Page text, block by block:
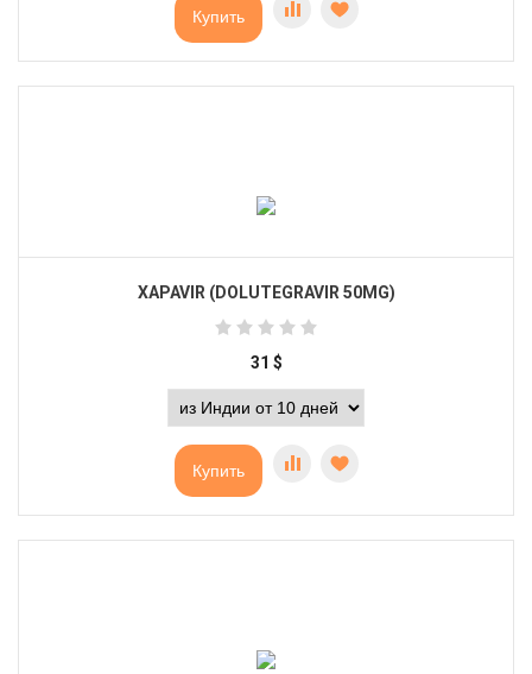
Купить
XAPAVIR (DOLUTEGRAVIR 50MG)
31 $
Купить